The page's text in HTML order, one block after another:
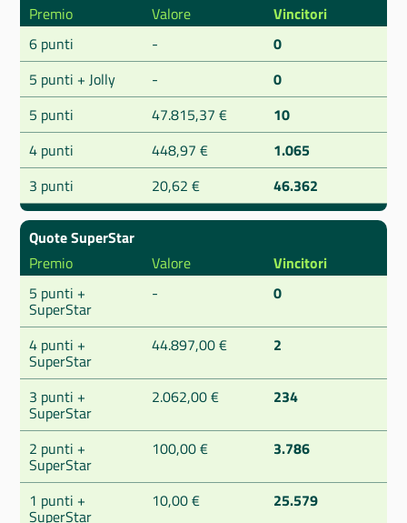
Premio
Valore
Vincitori
6 punti
-
0
5 punti + Jolly
-
0
5 punti
47.815,37 €
10
4 punti
448,97 €
1.065
3 punti
20,62 € 46.362
Quote SuperStar
Premio
Valore
Vincitori
5 punti +
SuperStar
- 0
4 punti +
SuperStar
44.897,00 € 2
3 punti +
SuperStar
2.062,00 € 234
2 punti +
SuperStar
100,00 € 3.786
1 punti +
SuperStar
10,00 € 25.579